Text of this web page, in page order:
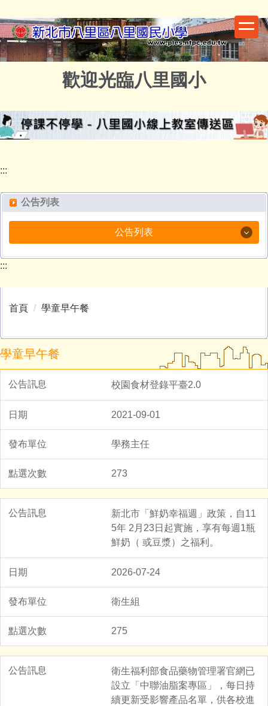
到
主
要
歡迎光臨八里國小
:::
公告列表
公告列表
人事公告
代理教師徵選
學童早午餐
預決算書公告
:::
首頁 學童早午餐
學童早午餐
校園食材登錄平臺2.0
2021-09-01
學務主任
273
新北市「鮮奶幸福週」政策，自11
5年 2月23日起實施，享有每週1瓶
鮮奶（ 或豆漿）之福利。
2026-07-24
衛生組
275
衛生福利部食品藥物管理署官網已
設立「中聯油脂案專區」，每日持
續更新受影響產品名單，供各校進